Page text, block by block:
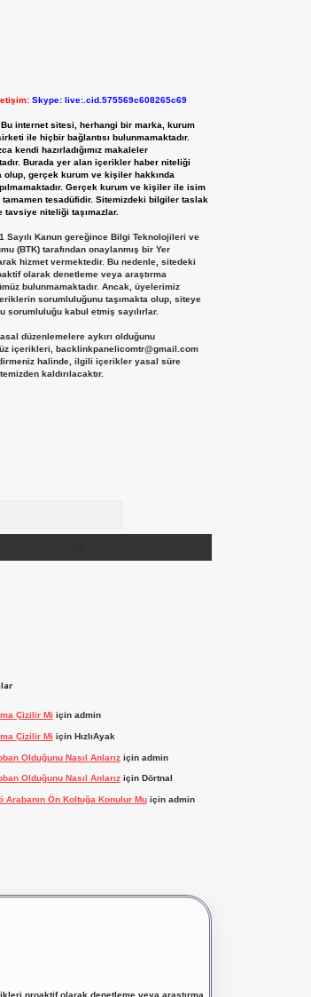
Skype: live:.cid.575569c608265c69
Bu internet sitesi, herhangi bir marka, kurum
ile hiçbir bağlantısı bulunmamaktadır.
kendi hazırladığımız makaleler
Burada yer alan içerikler haber niteliği
olup, gerçek kurum ve kişiler hakkında
Gerçek kurum ve kişiler ile isim
tamamen tesadüfidir. Sitemizdeki bilgiler taslak
tavsiye niteliği taşımazlar.
Sayılı Kanun gereğince Bilgi Teknolojileri ve
(BTK) tarafından onaylanmış bir Yer
hizmet vermektedir. Bu nedenle, sitedeki
olarak denetleme veya araştırma
bulunmamaktadır. Ancak, üyelerimiz
sorumluluğunu taşımakta olup, siteye
sorumluluğu kabul etmiş sayılırlar.
düzenlemelere aykırı olduğunu
içerikleri, backlinkpanelicomtr@gmail.com
halinde, ilgili içerikler yasal süre
kaldırılacaktır.
Çizilir Mi için admin
Çizilir Mi için HızlıAyak
Olduğunu Nasıl Anlarıziçin admin
Olduğunu Nasıl Anlarıziçin Dörtnal
Arabanın Ön Koltuğa Konulur Muiçin admin
proaktif olarak denetleme veya araştırma